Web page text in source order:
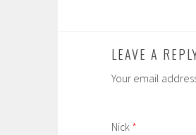
LEAVE A
Your email
Nick *